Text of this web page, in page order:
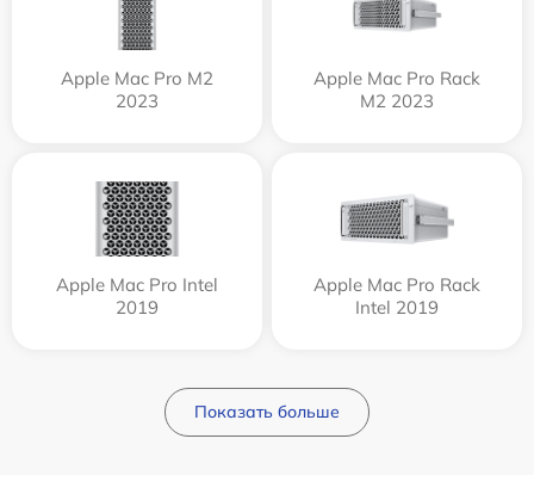
Apple Mac Pro M2
2023
Apple Mac Pro Rack
M2 2023
Apple Mac Pro Intel
2019
Apple Mac Pro Rack
Intel 2019
Показать больше